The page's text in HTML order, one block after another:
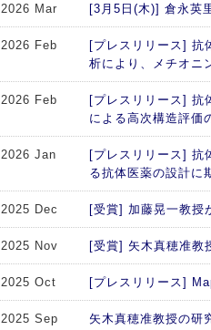
2026 Mar [3月5日(木)] 倉永英
2026 Feb
[プレスリリース] 抗
析により、メチオニ
2026 Feb
[プレスリリース] 抗
による高次構造評価
2026 Jan
[プレスリリース] 抗
る抗体医薬の設計に
2025 Dec [受賞] 加藤晃一教授
2025 Nov [受賞] 矢木真穂准教
2025 Oct [プレスリリース]
2025 Sep 矢木真穂准教授の研